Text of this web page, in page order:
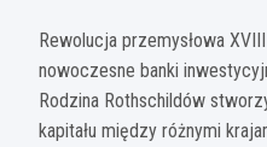
Rewolucja przemysłowa
nowoczesne banki
Rodzina Rothschildów
kapitału między różnymi